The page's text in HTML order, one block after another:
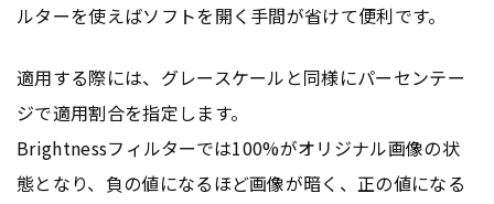
ルターを使えばソフトを開く手間が省けて便利です。
適用する際には、グレースケールと同様にパーセンテー
ジで適用割合を指定します。
Brightnessフィルターでは100%がオリジナル画像の状
態となり、負の値になるほど画像が暗く、正の値になる